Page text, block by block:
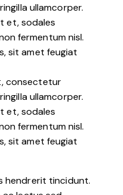
ullamcorper.
et, sodales
fermentum nisl.
sit amet feugiat
consectetur
ullamcorper.
et, sodales
fermentum nisl.
sit amet feugiat
hendrerit tincidunt.